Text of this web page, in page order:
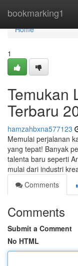
bookmarking1
Home
Home
1
Temukan
Terbaru
hamzahbxna577123
Memulai perjalanan
yang tepat! Banyak
talenta baru seperti
mulai dari industri
Comments
Comments
Submit a Comment
No HTML